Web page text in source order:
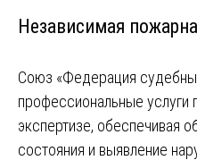
Независимая
Союз «Федерация
профессиональные услуги
экспертизе, обеспечивая
состояния и выявление